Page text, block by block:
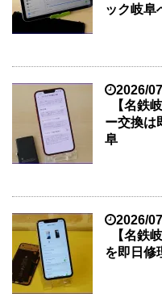
ック岐阜
2026/
【名鉄
ー交換は
阜
2026/
【名鉄
を即日修